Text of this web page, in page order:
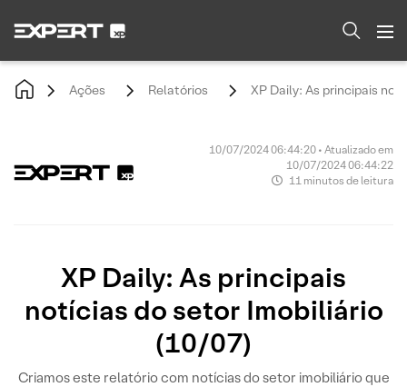
Ações Relatórios XP Daily: As principais
10/07/2024 06:44:20 • Atualizado em
10/07/2024 06:44:22
11 minutos de leitura
XP Daily: As principais
notícias do setor Imobiliário
(10/07)
Criamos este relatório com notícias do setor imobiliário que